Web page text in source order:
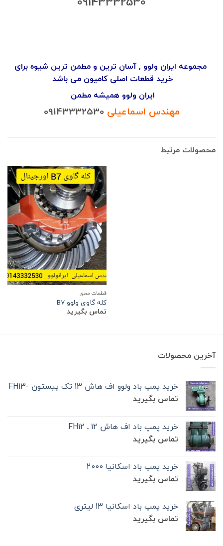
مجموعه ایران ولوو , آسان ترین و مطمن ترین شیوه برای
خرید قطعات اصلی کامیون می باشد
ایران ولوو همیشه مطمن
مهندس اسماعیلی 09143332530
محصولات مرتبط
قطعات محور
کله گاوی ولوو B7
تماس بگیرید
آخرین محصولات
خرید پمپ باد ولوو اف هاش 13 تک‌ پیستون -FH13
تماس بگیرید
خرید پمپ باد اف هاش 12 ـ FH12
تماس بگیرید
خرید پمپ باد اسکانیا 2000
تماس بگیرید
خرید پمپ باد اسکانیا 13 لیتری
تماس بگیرید